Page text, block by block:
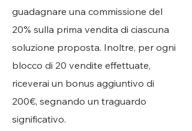
guadagnare una commissione del
20% sulla prima vendita di ciascuna
soluzione proposta. Inoltre, per ogni
blocco di 20 vendite effettuate,
riceverai un bonus aggiuntivo di
200€, segnando un traguardo
significativo.